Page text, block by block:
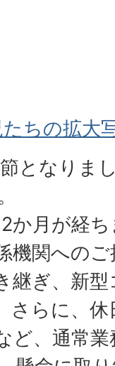
ちの拡大
となりま
か月が経
機関への
継ぎ、新
さらに、
ど、通常